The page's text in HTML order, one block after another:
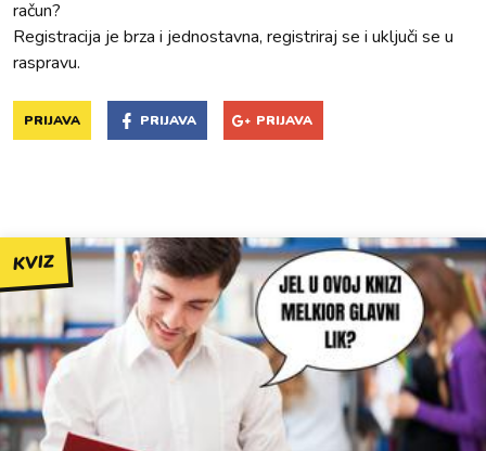
račun?
Registracija je brza i jednostavna, registriraj se i uključi se u
raspravu.
PRIJAVA PRIJAVA PRIJAVA
KVIZ